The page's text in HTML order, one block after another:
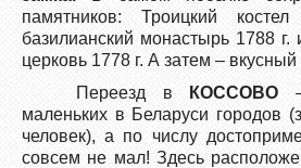
памятников: Троицкий
базилианский монастырь 1788 г.
церковь 1778 г. А затем – вкусный
Переезд в
КОССОВО
маленьких в Беларуси городов
человек), а по числу
совсем не мал! Здесь